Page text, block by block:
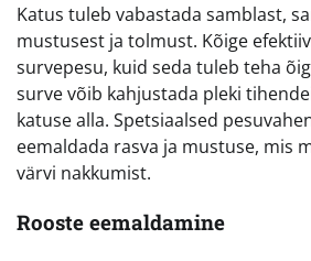
Katus tuleb vabastada samblast,
mustusest ja tolmust. Kõige
survepesu, kuid seda tuleb teha
surve võib kahjustada pleki
katuse alla. Spetsiaalsed
eemaldada rasva ja mustuse, mis
värvi nakkumist.
Rooste eemaldamine